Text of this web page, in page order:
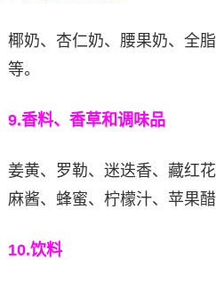
椰奶、杏仁奶、腰果奶、全
等。
9.香料、香草和调味品
姜黄、罗勒、迷迭香、藏红
麻酱、蜂蜜、柠檬汁、苹果醋
10.饮料